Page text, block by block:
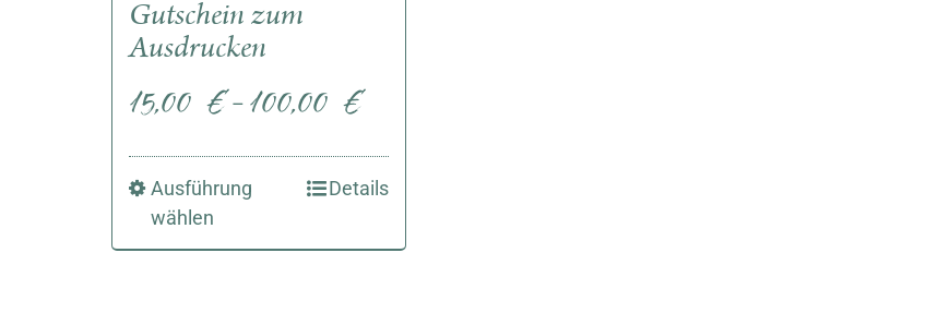
Gutschein zum
Ausdrucken
15,00€ – 100,00€
Ausführung
wählen
Details